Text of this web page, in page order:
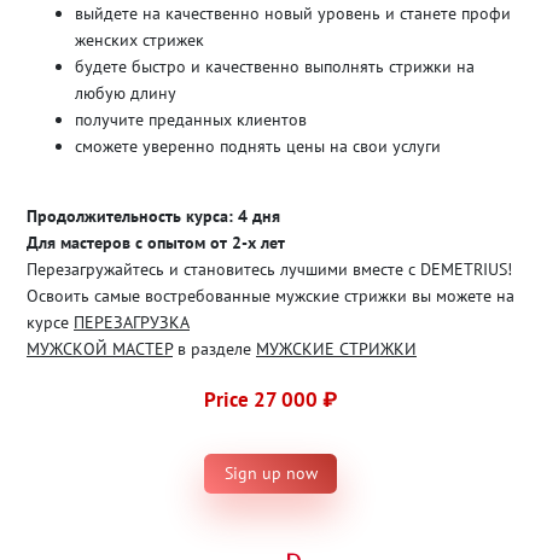
выйдете на качественно новый уровень и станете профи
женских стрижек
будете быстро и качественно выполнять стрижки на
любую длину
получите преданных клиентов
сможете уверенно поднять цены на свои услуги
Продолжительность курса: 4 дня
Для мастеров с опытом от 2-х лет
Перезагружайтесь и становитесь лучшими вместе с DEMETRIUS!
Освоить самые востребованные мужские стрижки вы можете на
курсе ПЕРЕЗАГРУЗКА
МУЖСКОЙ МАСТЕРв разделе МУЖСКИЕ СТРИЖКИ
Price 27 000 ₽
Sign up now